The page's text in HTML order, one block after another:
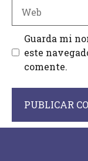
Guarda mi
este
comente.